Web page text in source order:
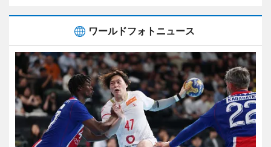
ワールドフォトニュース